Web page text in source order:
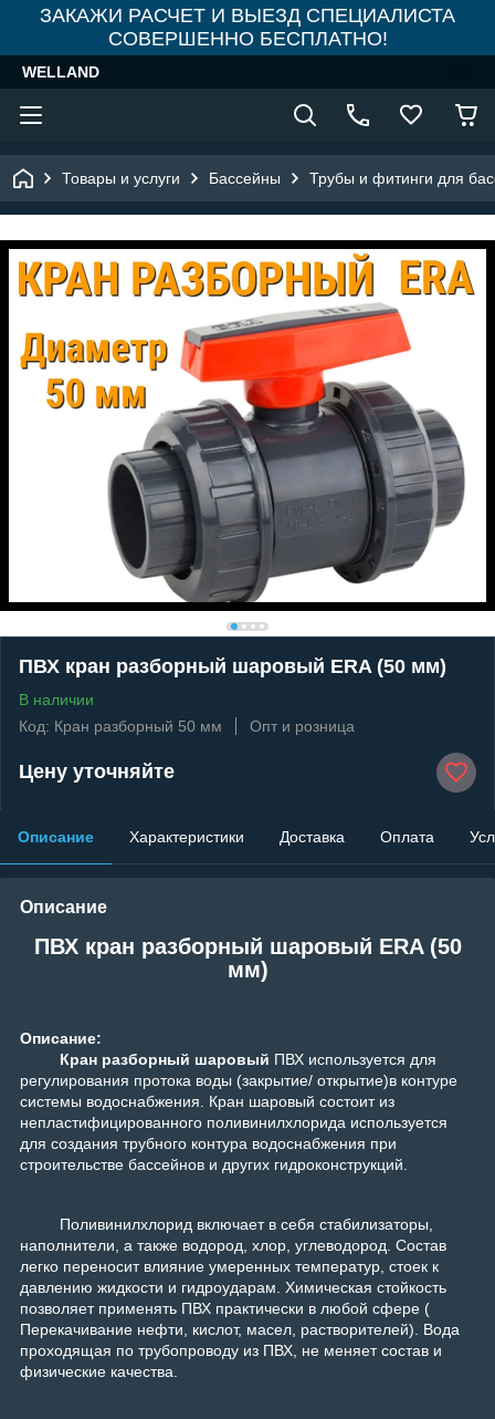
ЗАКАЖИ РАСЧЕТ И ВЫЕЗД СПЕЦИАЛИСТА
СОВЕРШЕННО БЕСПЛАТНО!
WELLAND
Товары и услуги Бассейны Трубы и фитинги для
ПВХ кран разборный шаровый ERA (50 мм)
В наличии
Код: Кран разборный 50 мм
Опт и розница
Цену уточняйте
Описание Характеристики Доставка Оплата
Описание
ПВХ кран разборный шаровый ERA (50
мм)
Описание:
Кран разборный шаровый ПВХ используется для
регулирования протока воды (закрытие/ открытие)в контуре
системы водоснабжения. Кран шаровый состоит из
непластифицированного поливинилхлорида используется
для создания трубного контура водоснабжения при
строительстве бассейнов и других гидроконструкций.
Поливинилхлорид включает в себя стабилизаторы,
наполнители, а также водород, хлор, углеводород. Состав
легко переносит влияние умеренных температур, стоек к
давлению жидкости и гидроударам. Химическая стойкость
позволяет применять ПВХ практически в любой сфере (
Перекачивание нефти, кислот, масел, растворителей). Вода
проходящая по трубопроводу из ПВХ, не меняет состав и
физические качества.